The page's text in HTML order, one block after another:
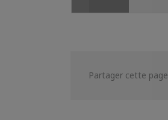
Partager cette page